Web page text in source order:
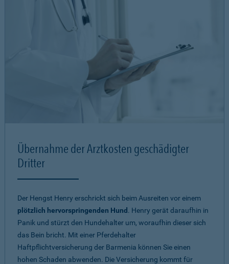
Übernahme der Arztkosten geschädigter
Dritter
Der Hengst Henry erschrickt sich beim Ausreiten vor einem
plötzlich hervorspringenden Hund . Henry gerät daraufhin in
Panik und stürzt den Hundehalter um, woraufhin dieser sich
das Bein bricht. Mit einer Pferdehalter
Haftpflichtversicherung der Barmenia können Sie einen
hohen Schaden abwenden. Die Versicherung kommt für